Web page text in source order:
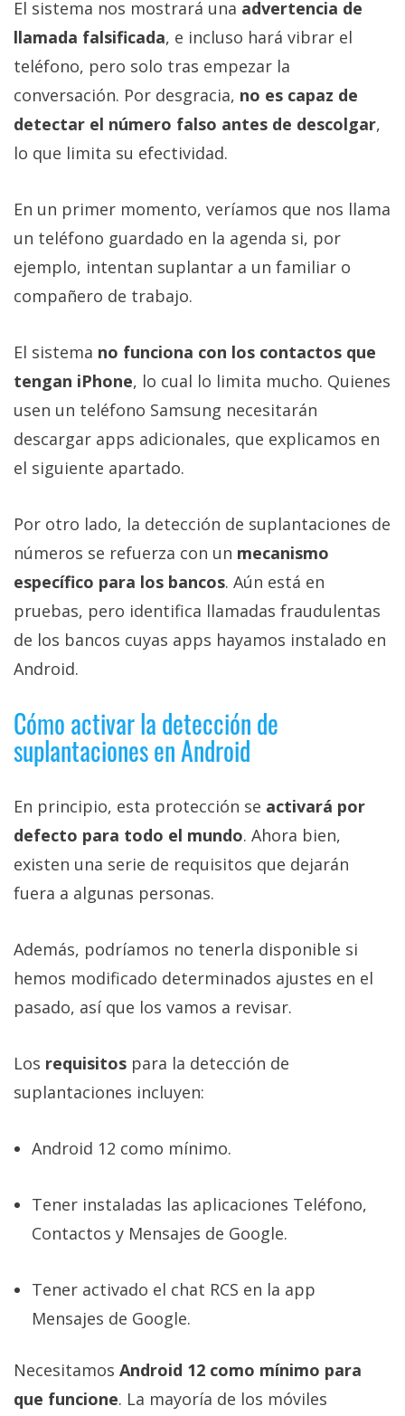
El sistema nos mostrará una advertencia de
llamada falsificada, e incluso hará vibrar el
teléfono, pero solo tras empezar la
conversación. Por desgracia, no es capaz de
detectar el número falso antes de descolgar,
lo que limita su efectividad.
En un primer momento, veríamos que nos llama
un teléfono guardado en la agenda si, por
ejemplo, intentan suplantar a un familiar o
compañero de trabajo.
El sistema no funciona con los contactos que
tengan iPhone, lo cual lo limita mucho. Quienes
usen un teléfono Samsung necesitarán
descargar apps adicionales, que explicamos en
el siguiente apartado.
Por otro lado, la detección de suplantaciones de
números se refuerza con un mecanismo
específico para los bancos. Aún está en
pruebas, pero identifica llamadas fraudulentas
de los bancos cuyas apps hayamos instalado en
Android.
Cómo activar la detección de
suplantaciones en Android
En principio, esta protección se activará por
defecto para todo el mundo. Ahora bien,
existen una serie de requisitos que dejarán
fuera a algunas personas.
Además, podríamos no tenerla disponible si
hemos modificado determinados ajustes en el
pasado, así que los vamos a revisar.
Los requisitos para la detección de
suplantaciones incluyen:
Android 12 como mínimo.
Tener instaladas las aplicaciones Teléfono,
Contactos y Mensajes de Google.
Tener activado el chat RCS en la app
Mensajes de Google.
Necesitamos Android 12 como mínimo para
que funcione. La mayoría de los móviles